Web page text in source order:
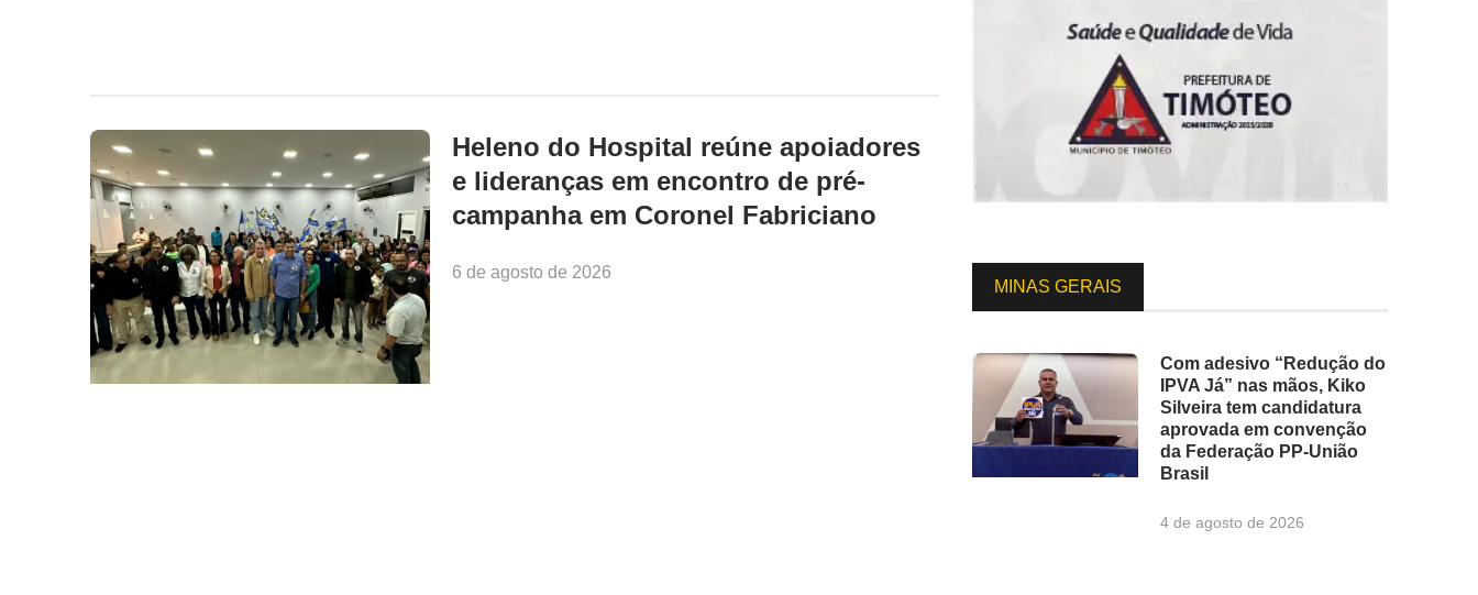
Heleno do Hospital reúne apoiadores
e lideranças em encontro de pré-
campanha em Coronel Fabriciano
6 de agosto de 2026
MINAS GERAIS
Com adesivo “Redução do
IPVA Já” nas mãos, Kiko
Silveira tem candidatura
aprovada em convenção
da Federação PP-União
Brasil
4 de agosto de 2026